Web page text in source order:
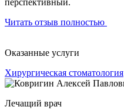
Читать отзыв полностью
Оказанные услуги
Хирургическая стоматология
Лечащий врач